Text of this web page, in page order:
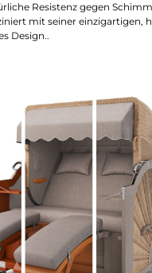
Resistenz gegen
mit seiner einzigartigen,
Design..